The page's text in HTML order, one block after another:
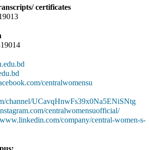
certificates
centralwomensu
channel/UCavqHnwFs39x0Na5ENiSNtg
centralwomensuofficial/
company/central-women-s-